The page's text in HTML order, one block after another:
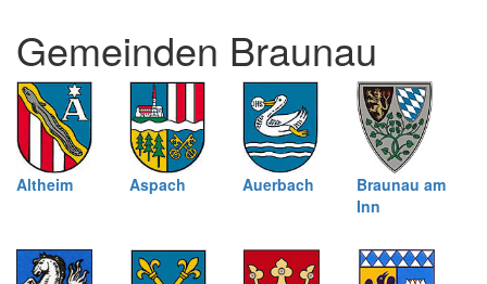
schließen
Gemeinden Braunau
Altheim Aspach Auerbach
Braunau am
Inn